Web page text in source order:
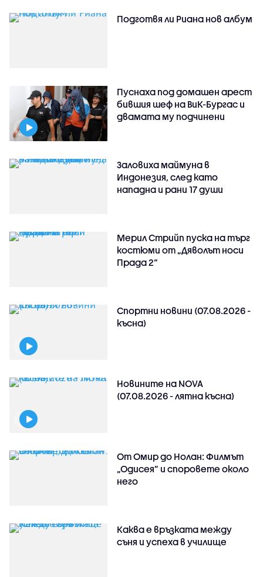
Подготвя ли Риана нов албум
Пуснаха под домашен арест
бившия шеф на ВиК-Бургас и
двамата му подчинени
Заловиха маймуна в
Индонезия, след като
нападна и рани 17 души
Мерил Стрийп пуска на търг
костюми от „Дяволът носи
Прада 2“
Спортни новини (07.08.2026 -
късна)
Новините на NOVA
(07.08.2026 - лятна късна)
От Омир до Нолан: Филмът
„Одисея” и споровете около
него
Каква е връзката между
съня и успеха в училище